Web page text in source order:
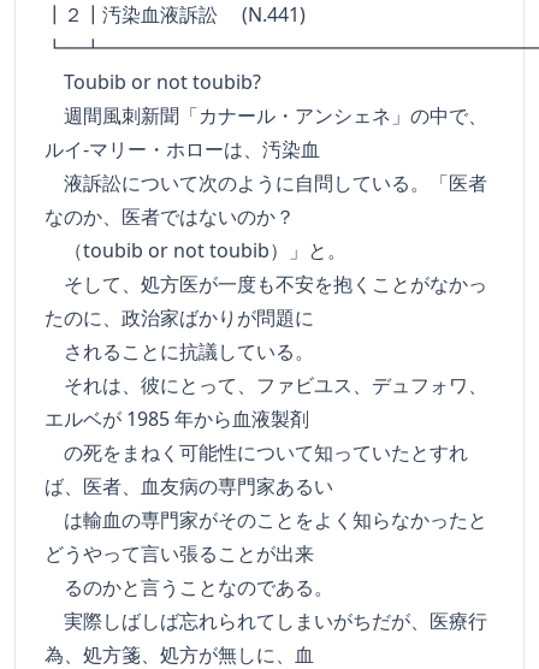
┃２┃汚染血液訴訟 (N.441)
Toubib or not toubib?
週間風刺新聞「カナール・アンシェネ」の中で、
ルイ-マリー・ホローは、汚染血
液訴訟について次のように自問している。「医者
なのか、医者ではないのか？
（toubib or not toubib）」と。
そして、処方医が一度も不安を抱くことがなかっ
たのに、政治家ばかりが問題に
されることに抗議している。
それは、彼にとって、ファビユス、デュフォワ、
エルベが 1985 年から血液製剤
の死をまねく可能性について知っていたとすれ
ば、医者、血友病の専門家あるい
は輸血の専門家がそのことをよく知らなかったと
どうやって言い張ることが出来
るのかと言うことなのである。
実際しばしば忘れられてしまいがちだが、医療行
為、処方箋、処方が無しに、血